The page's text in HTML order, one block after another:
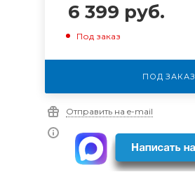
6 399 руб.
Под заказ
ПОД ЗАКАЗ
Отправить на e-mail